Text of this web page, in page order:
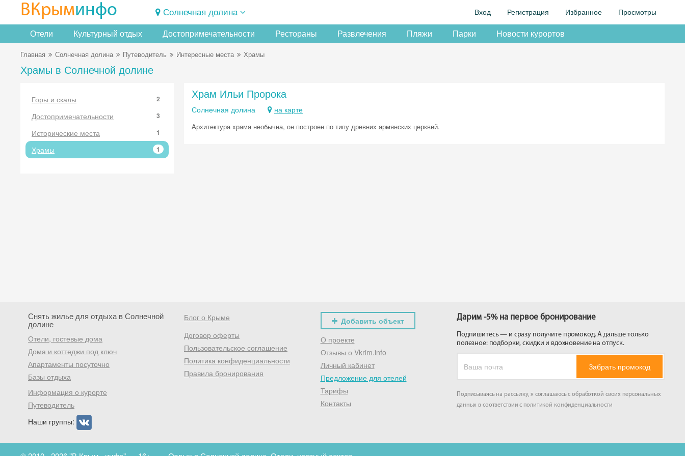
ВКрыминфо Солнечная долина Вход Регистрация Избранное Просмотры
Отели Культурный отдых Достопримечательности Рестораны Развлечения Пляжи Парки Новости курортов
Главная Солнечная долина Путеводитель Интересные места Храмы
Храмы в Солнечной долине
Горы и скалы 2
Достопримечательности 3
Исторические места 1
Храмы 1
Храм Ильи Пророка
Солнечная долина на карте
Архитектура храма необычна, он построен по типу древних армянских церквей.
Снять жилье для отдыха в Солнечной
долине
Отели, гостевые дома
Дома и коттеджи под ключ
Апартаменты посуточно
Базы отдыха
Информация о курорте
Путеводитель
Наши группы:
Блог о Крыме
Договор оферты
Пользовательское соглашение
Политика конфиденциальности
Правила бронирования
Добавить объект
О проекте
Отзывы о Vkrim.info
Личный кабинет
Предложение для отелей
Тарифы
Контакты
Дарим -5% на первое бронирование
Подпишитесь — и сразу получите промокод. А дальше только
полезное: подборки, скидки и вдохновение на отпуск.
Забрать промокод
Подписываясь на рассылку, я соглашаюсь с обработкой своих персональных
данных в соответствии с политикой конфиденциальности